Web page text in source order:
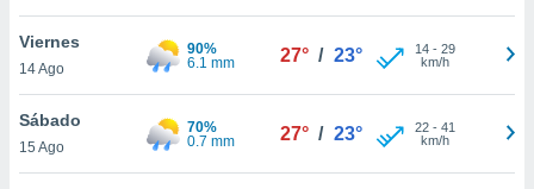
cookies
aceptar
Viernes
14 Ago
90%
6.1 mm
27° / 23° 14- 29
km/h
Sábado
15 Ago
70%
0.7 mm
27° / 23° 22- 41
km/h